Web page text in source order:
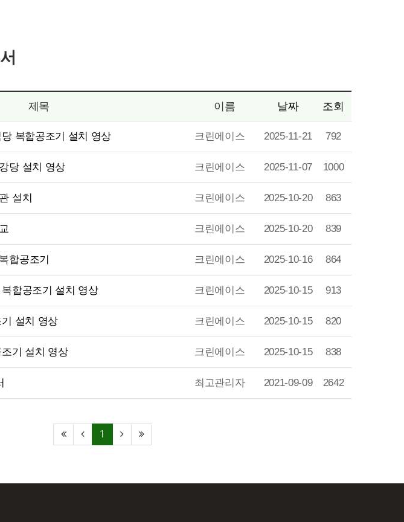
제목 이름 날짜 조회
복합공조기 설치 영상 크린에이스 2025-11-21 792
당 설치 영상 크린에이스 2025-11-07 1000
설치 크린에이스 2025-10-20 863
크린에이스 2025-10-20 839
합공조기 크린에이스 2025-10-16 864
합공조기 설치 영상 크린에이스 2025-10-15 913
설치 영상 크린에이스 2025-10-15 820
기 설치 영상 크린에이스 2025-10-15 838
최고관리자 2021-09-09 2642
1